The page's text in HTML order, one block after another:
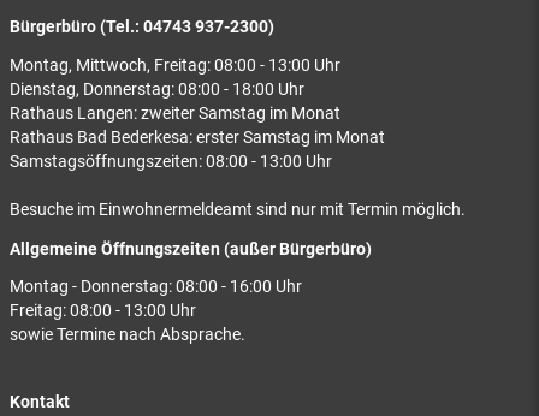
Bürgerbüro (Tel.: 04743 937-2300)
Montag, Mittwoch, Freitag: 08:00 - 13:00 Uhr
Dienstag, Donnerstag: 08:00 - 18:00 Uhr
Rathaus Langen: zweiter Samstag im Monat
Rathaus Bad Bederkesa: erster Samstag im Monat
Samstagsöffnungszeiten: 08:00 - 13:00 Uhr
Besuche im Einwohnermeldeamt sind nur mit Termin möglich.
Allgemeine Öffnungszeiten (außer Bürgerbüro)
Montag - Donnerstag: 08:00 - 16:00 Uhr
Freitag: 08:00 - 13:00 Uhr
sowie Termine nach Absprache.
Kontakt